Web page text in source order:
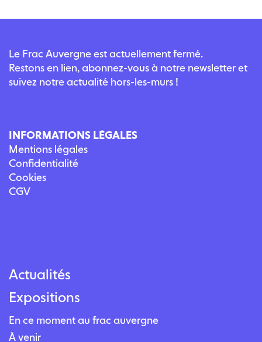
Le Frac Auvergne est actuellement fermé.
Restons en lien, abonnez-vous à notre newsletter et
suivez notre actualité hors-les-murs !
INFORMATIONS LÉGALES
Mentions légales
Confidentialité
Cookies
CGV
Actualités
Expositions
En ce moment au frac auvergne
À venir